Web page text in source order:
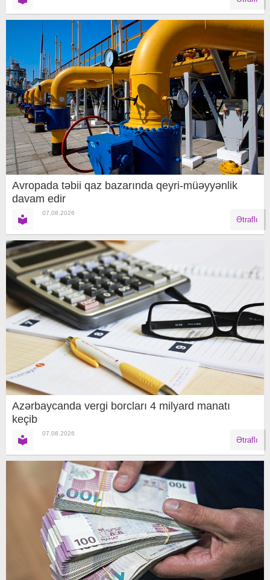
Avropada təbii qaz bazarında qeyri-müəyyənlik
davam edir
07.08.2026
Ətraflı
Azərbaycanda vergi borcları 4 milyard manatı
keçib
07.08.2026
Ətraflı